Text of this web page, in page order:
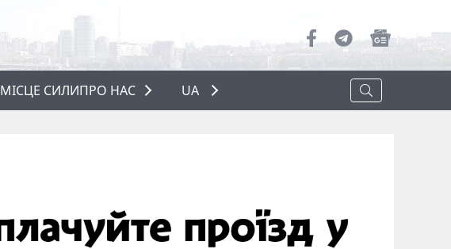
МІСЦЕ СИЛИПРО НАС
UA